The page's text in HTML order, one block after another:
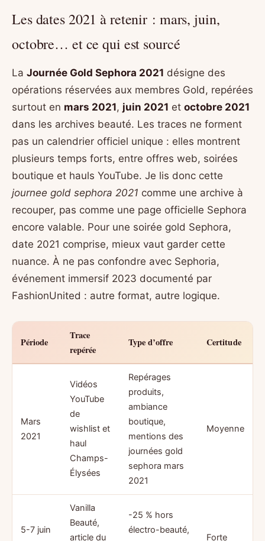
Les dates 2021 à retenir : mars, juin,
octobre… et ce qui est sourcé
La Journée Gold Sephora 2021 désigne des
opérations réservées aux membres Gold, repérées
surtout en mars 2021, juin 2021 et octobre 2021
dans les archives beauté. Les traces ne forment
pas un calendrier officiel unique : elles montrent
plusieurs temps forts, entre offres web, soirées
boutique et hauls YouTube. Je lis donc cette
journee gold sephora 2021 comme une archive à
recouper, pas comme une page officielle Sephora
encore valable. Pour une soirée gold Sephora,
date 2021 comprise, mieux vaut garder cette
nuance. À ne pas confondre avec Sephoria,
événement immersif 2023 documenté par
FashionUnited : autre format, autre logique.
Période
Trace
repérée
Type d’offre Certitude
Mars
2021
Vidéos
YouTube
de
wishlist et
haul
Champs-
Élysées
Repérages
produits,
ambiance
boutique,
mentions des
journées gold
sephora mars
2021
Moyenne
5-7 juin
Vanilla
Beauté,
article du
-25 % hors
électro-beauté,
Forte